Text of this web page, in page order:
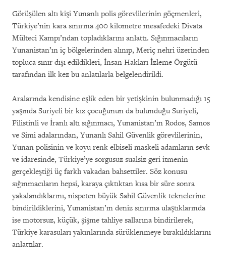
Görüşülen altı kişi Yunanlı polis görevlilerinin göçmenleri,
Türkiye’nin kara sınırına 400 kilometre mesafedeki Divata
Mülteci Kampı’ndan topladıklarını anlattı. Sığınmacıların
Yunanistan’ın iç bölgelerinden alınıp, Meriç nehri üzerinden
topluca sınır dışı edildikleri, İnsan Hakları İzleme Örgütü
tarafından ilk kez bu anlatılarla belgelendirildi.
Aralarında kendisine eşlik eden bir yetişkinin bulunmadığı 15
yaşında Suriyeli bir kız çocuğunun da bulunduğu Suriyeli,
Filistinli ve İranlı altı sığınmacı, Yunanistan’ın Rodos, Samos
ve Simi adalarından, Yunanlı Sahil Güvenlik görevlilerinin,
Yunan polisinin ve koyu renk elbiseli maskeli adamların sevk
ve idaresinde, Türkiye’ye sorgusuz sualsiz geri itmenin
gerçekleştiği üç farklı vakadan bahsettiler. Söz konusu
sığınmacıların hepsi, karaya çıktıktan kısa bir süre sonra
yakalandıklarını, nispeten büyük Sahil Güvenlik teknelerine
bindirildiklerini, Yunanistan’ın deniz sınırına ulaştıklarında
ise motorsuz, küçük, şişme tahliye sallarına bindirilerek,
Türkiye karasuları yakınlarında sürüklenmeye bırakıldıklarını
anlattılar.